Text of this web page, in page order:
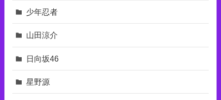
少年忍者
山田涼介
日向坂46
星野源